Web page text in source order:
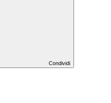
Condividi